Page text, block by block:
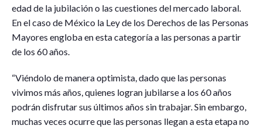
edad de la jubilación o las cuestiones del mercado laboral.
En el caso de México la Ley de los Derechos de las Personas
Mayores engloba en esta categoría a las personas a partir
de los 60 años.
“Viéndolo de manera optimista, dado que las personas
vivimos más años, quienes logran jubilarse a los 60 años
podrán disfrutar sus últimos años sin trabajar. Sin embargo,
muchas veces ocurre que las personas llegan a esta etapa no